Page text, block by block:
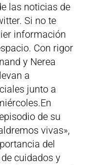
las noticias de
Si no te
información
Con rigor
y Nerea
a
junto a
de su
vivas»,
del
cuidados y